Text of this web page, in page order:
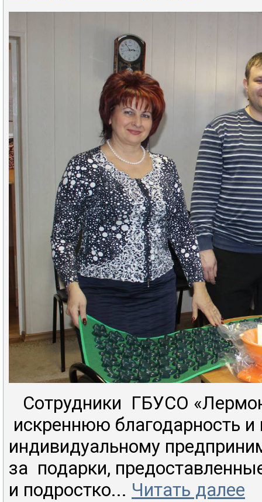
Сотрудники ГБУСО
искреннюю благодарность и
индивидуальному
за подарки,
и подростко... Читать далее